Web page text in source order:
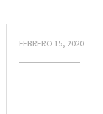
FEBRERO 15, 2020